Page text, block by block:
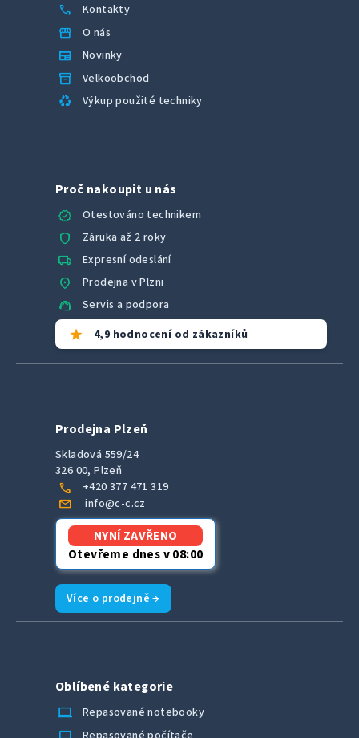
call Kontakty
storefront O nás
newspaper Novinky
inventory_2 Velkoobchod
recycling Výkup použité techniky
Proč nakoupit u nás
verified
Otestováno technikem
shield Záruka až 2 roky
local_shipping Expresní odeslání
location_on Prodejna v Plzni
support_agent Servis a podpora
star 4,9 hodnocení od zákazníků
Prodejna Plzeň
Skladová 559/24
326 00, Plzeň
call +420 377 471 319
mail info@c-c.cz
NYNÍ ZAVŘENO
Otevřeme dnes v 08:00
Více o prodejně →
Oblíbené kategorie
laptop_chromebook
Repasované notebooky